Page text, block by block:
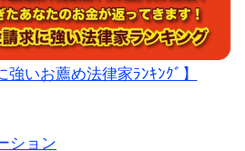
強いお薦め法律家ﾗﾝｷﾝｸﾞ】
ション